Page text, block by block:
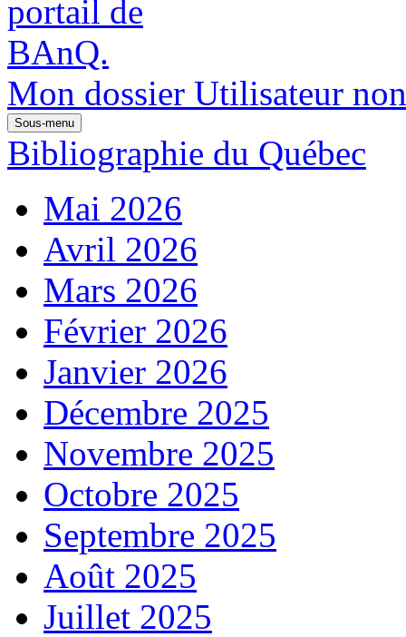
Mon dossier Utilisateur
Sous-menu
Bibliographie du Québec
Mai 2026
Avril 2026
Mars 2026
Février 2026
Janvier 2026
Décembre 2025
Novembre 2025
Octobre 2025
Septembre 2025
Août 2025
Juillet 2025